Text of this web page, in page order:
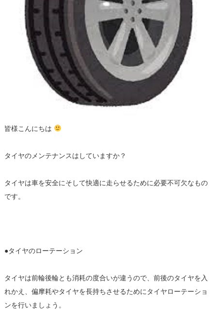
皆様こんにちは
タイヤのメンテナンスはしていますか？
タイヤは車を安全にそして快適に走らせるために必要不可欠なもの
です。
●タイヤのローテーション
タイヤは前輪後輪とも消耗の度合いが違うので、前後のタイヤを入
れかえ、偏摩耗やタイヤを長持ちさせるためにタイヤローテーショ
ンを行いましょう。